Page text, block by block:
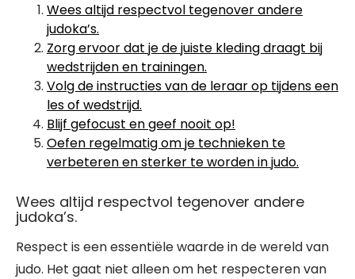
Wees altijd respectvol tegenover andere
judoka’s.
Zorg ervoor dat je de juiste kleding draagt bij
wedstrijden en trainingen.
Volg de instructies van de leraar op tijdens een
les of wedstrijd.
Blijf gefocust en geef nooit op!
Oefen regelmatig om je technieken te
verbeteren en sterker te worden in judo.
Wees altijd respectvol tegenover andere
judoka’s.
Respect is een essentiële waarde in de wereld van
judo. Het gaat niet alleen om het respecteren van